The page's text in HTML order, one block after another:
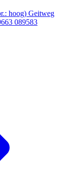
hoog) Geitweg
089583